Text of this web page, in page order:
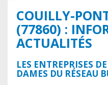
COUILLY-
(77860) :
ACTUALITÉS
LES ENTREPRISES
DAMES DU RÉSEAU